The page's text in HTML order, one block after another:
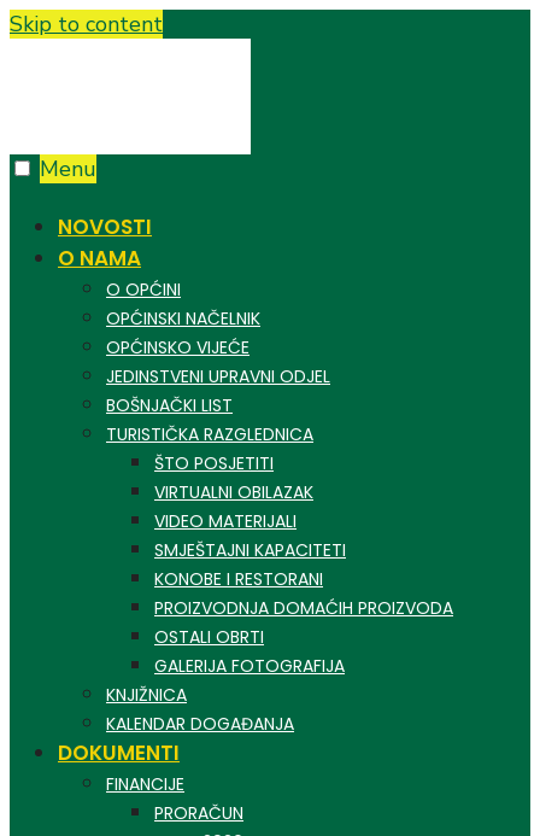
Skip to content
Menu
NOVOSTI
O NAMA
O OPĆINI
OPĆINSKI NAČELNIK
OPĆINSKO VIJEĆE
JEDINSTVENI UPRAVNI ODJEL
BOŠNJAČKI LIST
TURISTIČKA RAZGLEDNICA
ŠTO POSJETITI
VIRTUALNI OBILAZAK
VIDEO MATERIJALI
SMJEŠTAJNI KAPACITETI
KONOBE I RESTORANI
PROIZVODNJA DOMAĆIH PROIZVODA
OSTALI OBRTI
GALERIJA FOTOGRAFIJA
KNJIŽNICA
KALENDAR DOGAĐANJA
DOKUMENTI
FINANCIJE
PRORAČUN